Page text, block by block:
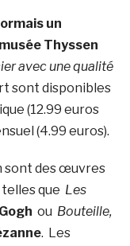
un
Thyssen
avec une qualité
sont disponibles
(12.99 euros
(4.99 euros).
sont des œuvres
que Les
ou Bouteille,
. Les